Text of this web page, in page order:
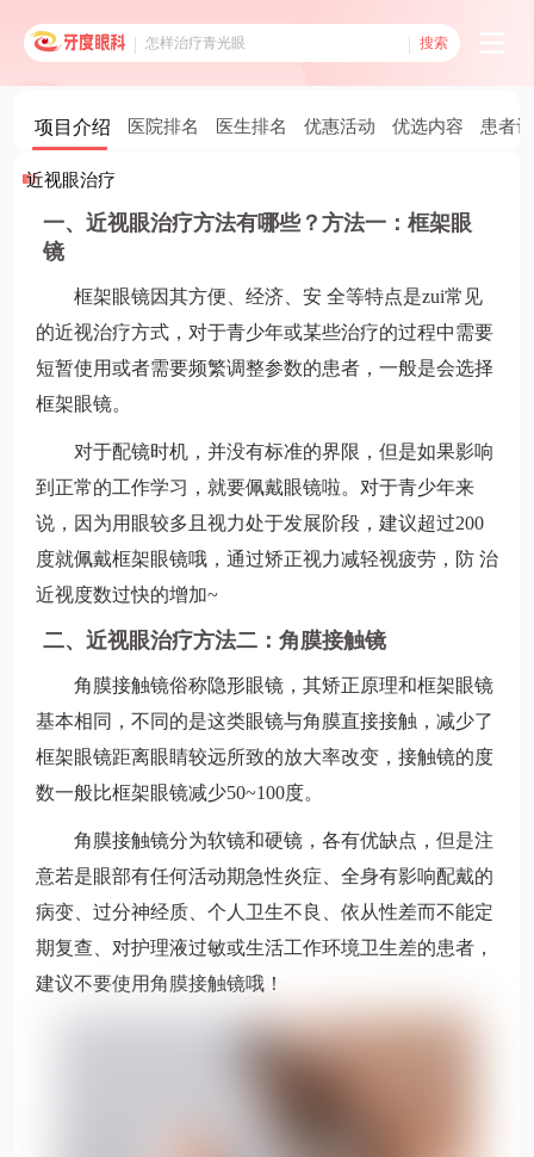
搜索
项目介绍 医院排名 医生排名 优惠活动 优选内容 患者
近视眼治疗
一、近视眼治疗方法有哪些？方法一：框架眼
镜
框架眼镜因其方便、经济、安 全等特点是zui常见
的近视治疗方式，对于青少年或某些治疗的过程中需要
短暂使用或者需要频繁调整参数的患者，一般是会选择
框架眼镜。
对于配镜时机，并没有标准的界限，但是如果影响
到正常的工作学习，就要佩戴眼镜啦。对于青少年来
说，因为用眼较多且视力处于发展阶段，建议超过200
度就佩戴框架眼镜哦，通过矫正视力减轻视疲劳，防 治
近视度数过快的增加~
二、近视眼治疗方法二：角膜接触镜
角膜接触镜俗称隐形眼镜，其矫正原理和框架眼镜
基本相同，不同的是这类眼镜与角膜直接接触，减少了
框架眼镜距离眼睛较远所致的放大率改变，接触镜的度
数一般比框架眼镜减少50~100度。
角膜接触镜分为软镜和硬镜，各有优缺点，但是注
意若是眼部有任何活动期急性炎症、全身有影响配戴的
病变、过分神经质、个人卫生不良、依从性差而不能定
期复查、对护理液过敏或生活工作环境卫生差的患者，
建议不要使用角膜接触镜哦！